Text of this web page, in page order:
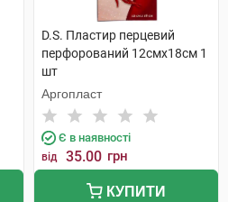
D.S. Пластир перцевий
перфорований 12смх18см 1
шт
Аргопласт
Є в наявності
від 35.00 грн
КУПИТИ